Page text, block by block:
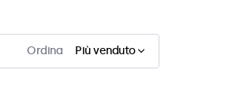
Ordina Più venduto